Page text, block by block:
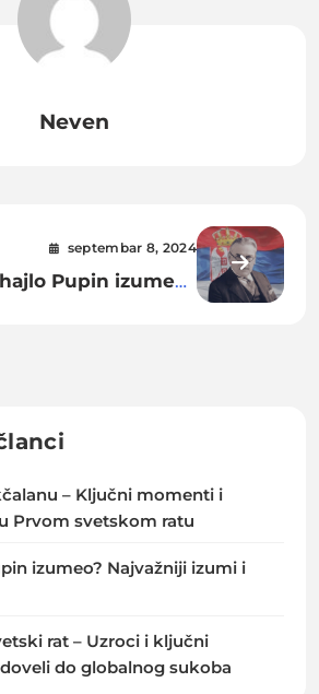
Neven
septembar 8, 2024
Pupin izumeo?
– Ključni momenti i
Prvom svetskom ratu
izumeo? Najvažniji izumi i
rat – Uzroci i ključni
do globalnog sukoba